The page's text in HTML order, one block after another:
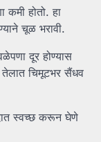
कमी होतो. हा
चूळ भरावी.
दूर होण्यास
तेलात चिमूटभर सैंधव
स्वच्छ करून घेणे